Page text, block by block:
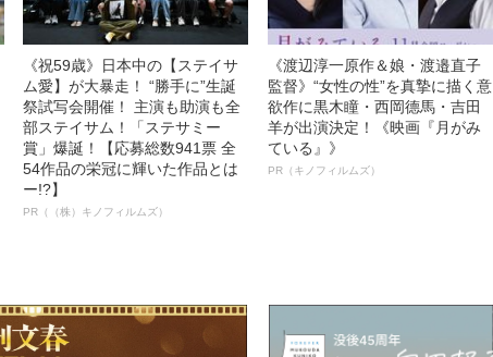
《祝59歳》日本中の【ステイサ
ム愛】が大暴走！ “勝手に”生誕
祭試写会開催！ 主演も助演も全
部ステイサム！「ステサミー
賞」爆誕！【応募総数941票 全
54作品の栄冠に輝いた作品とは
ー!?】
PR（（株）キノフィルムズ）
《渡辺淳一原作＆娘・渡邉直子
監督》“女性の性”を真摯に描く意
欲作に黒木瞳・西岡德馬・吉田
羊が出演決定！《映画『月がみ
ている』》
PR（キノフィルムズ）